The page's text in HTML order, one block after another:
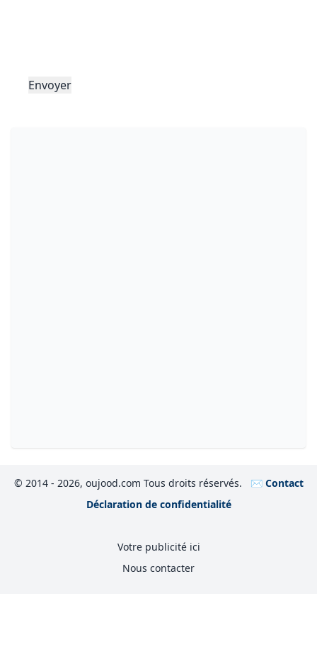
© 2014 - 2026, oujood.com Tous droits réservés.
✉️ Contact
Déclaration de confidentialité
Votre publicité ici
Nous contacter